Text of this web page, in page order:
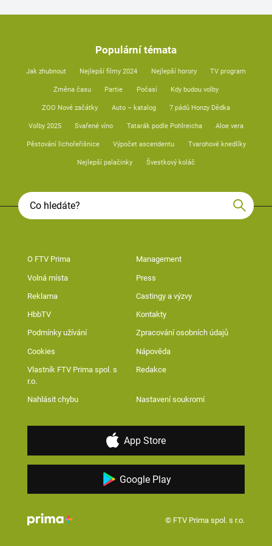
Populární témata
Jak zhubnout Nejlepší filmy 2024 Nejlepší horory TV program
Změna času Partie Počasí Kdy budou volby
ZOO Nové začátky Auto – katalog 7 pádů Honzy Dědka
Volby 2025 Svařené víno Tatarák podle Pohlreicha Aloe vera
Pěstování lichořeřišnice Výpočet ascendentu Tvarohové knedlíky
Nejlepší palačinky Švestkový koláč
O FTV Prima Management
Volná místa Press
Reklama Castingy a výzvy
HbbTV Kontakty
Podmínky užívání Zpracování osobních údajů
Cookies Nápověda
Vlastník FTV Prima spol. s
r.o.
Redakce
Nahlásit chybu Nastavení soukromí
App Store
Google Play
© FTV Prima spol. s r.o.